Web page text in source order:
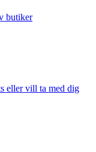
butiker
eller vill ta med dig